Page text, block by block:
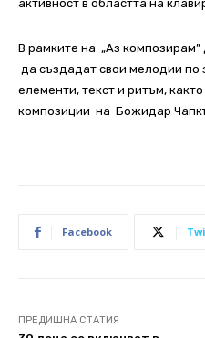
активност в областта на
В рамките на „Аз
да създадат свои мелодии по
елементи, текст и ритъм,
композиции на Божидар
Facebook
ПРЕДИШНА СТАТИЯ